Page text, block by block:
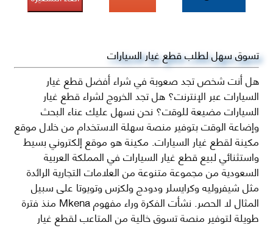
تسوق سهل لطلب قطع غيار السيارات
هل أنت شخص تجد صعوبة في شراء أفضل قطع غيار
السيارات عبر الإنترنت؟ هل تجد الخروج لشراء قطع غيار
السيارات مضيعة للوقت؟ نحن نسهل عليك عناء البحث
وإضاعة الوقت بتوفير منصة سهلة الاستخدام من خلال موقع
مكينة لقطع غيار السيارات. مكينة هو موقع إلكتروني بسيط
واستثنائي لبيع قطع غيار السيارات في المملكة العربية
السعودية من مجموعة متنوعة من العلامات التجارية الرائدة
مثل شيفروليه وكرايسلر ودودج ولكزس وتويوتا على سبيل
المثال لا الحصر. نشأت الفكرة وراء مفهوم Mkena منذ فترة
طويلة لتوفير منصة تسوق خالية من المتاعب لقطع غيار